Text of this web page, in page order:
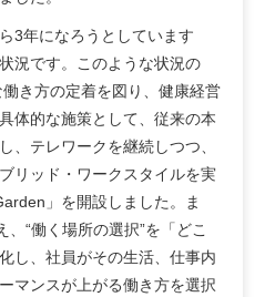
3年になろうとしています
況です。このような状況の
き方の定着を図り、健康経営
体的な施策として、従来の本
、テレワークを継続しつつ、
リッド・ワークスタイルを実
」を開設しました。ま
、“働く場所の選択”を「どこ
し、社員がその生活、仕事内
マンスが上がる働き方を選択